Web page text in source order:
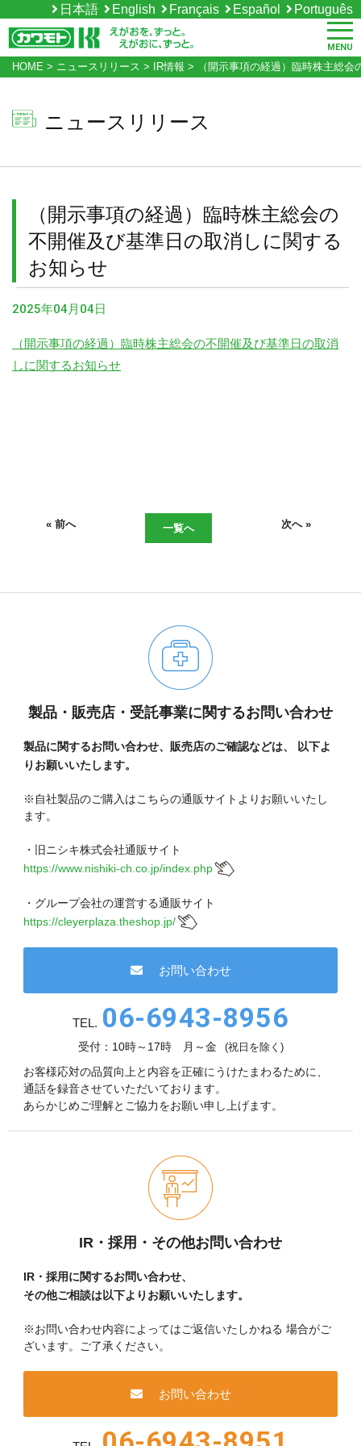
日本語 English Français Español Português
MENU
HOME > ニュースリリース > IR情報 > （開示事項の経過）臨時株主総
ニュースリリース
（開示事項の経過）臨時株主総会の
不開催及び基準日の取消しに関する
お知らせ
2025年04月04日
（開示事項の経過）臨時株主総会の不開催及び基準日の取消
しに関するお知らせ
« 前へ 一覧へ 次へ »
製品・販売店・受託事業に関するお問い合わせ
製品に関するお問い合わせ、販売店のご確認などは、
以下よ
りお願いいたします。
※自社製品のご購入はこちらの通販サイトよりお願いいたし
ます。
・旧ニシキ株式会社通販サイト
https://www.nishiki-ch.co.jp/index.php
・グループ会社の運営する通販サイト
https://cleyerplaza.theshop.jp/
お問い合わせ
TEL. 06-6943-8956
受付：10時～17時 月～金 (祝日を除く)
お客様応対の品質向上と内容を正確にうけたまわるために、
通話を録音させていただいております。
あらかじめご理解とご協力をお願い申し上げます。
IR・採用・その他お問い合わせ
IR・採用に関するお問い合わせ、
その他ご相談は以下よりお願いいたします。
※お問い合わせ内容によってはご返信いたしかねる 場合がご
ざいます。ご了承ください。
お問い合わせ
06-6943-8956
受付時間：受付 : 10時〜16時 月〜金
※祝日を除く
※新型コロナウイルス感染症対策として、
ご了承ください。
06-6943-8951
受付時間：受付 : 9時〜17時 月〜金
※祝日を除く
メールでのお問い合わせ